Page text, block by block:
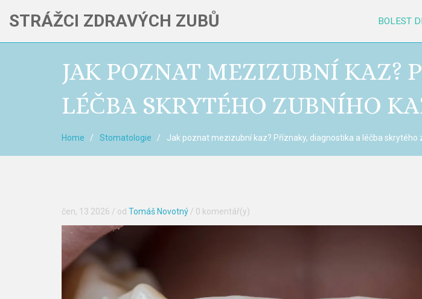
STRÁŽCI ZDRAVÝCH ZUBŮ BOLEST
JAK POZNAT MEZIZUBNÍ KAZ?
LÉČBA SKRYTÉHO ZUBNÍHO
Home Stomatologie Jak poznat mezizubní kaz? Příznaky, diagnostika a léčba skrytého
čen, 13 2026 / od Tomáš Novotný / 0 komentář(y)